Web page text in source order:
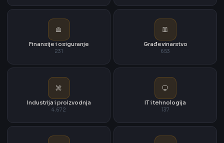
Finansije i osiguranje
231
Građevinarstvo
653
Industrija i proizvodnja
4.672
IT i tehnologija
137